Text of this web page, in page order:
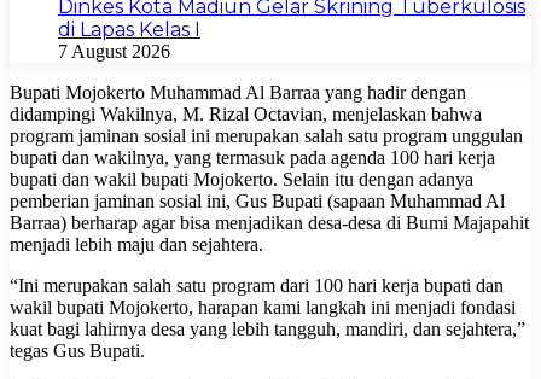
Dinkes Kota Madiun Gelar Skrining Tuberkulosis
di Lapas Kelas I
7 August 2026
Bupati Mojokerto Muhammad Al Barraa yang hadir dengan
didampingi Wakilnya, M. Rizal Octavian, menjelaskan bahwa
program jaminan sosial ini merupakan salah satu program unggulan
bupati dan wakilnya, yang termasuk pada agenda 100 hari kerja
bupati dan wakil bupati Mojokerto. Selain itu dengan adanya
pemberian jaminan sosial ini, Gus Bupati (sapaan Muhammad Al
Barraa) berharap agar bisa menjadikan desa-desa di Bumi Majapahit
menjadi lebih maju dan sejahtera.
“Ini merupakan salah satu program dari 100 hari kerja bupati dan
wakil bupati Mojokerto, harapan kami langkah ini menjadi fondasi
kuat bagi lahirnya desa yang lebih tangguh, mandiri, dan sejahtera,”
tegas Gus Bupati.